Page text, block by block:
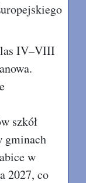
IV–VIII
szkół
gminach
w
2027, co